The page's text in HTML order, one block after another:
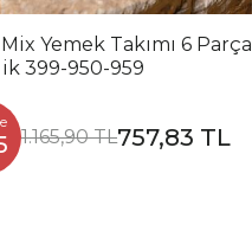
Yemek Takımı 6 Parça
399-950-959
1.165,90 TL757,83 TL